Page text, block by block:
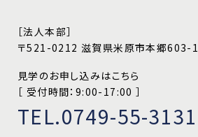
［法人本部］
〒521-0212 滋賀県米原市本郷603-1
見学のお申し込みはこちら
［ 受付時間：9:00-17:00 ］
TEL.0749-55-3131